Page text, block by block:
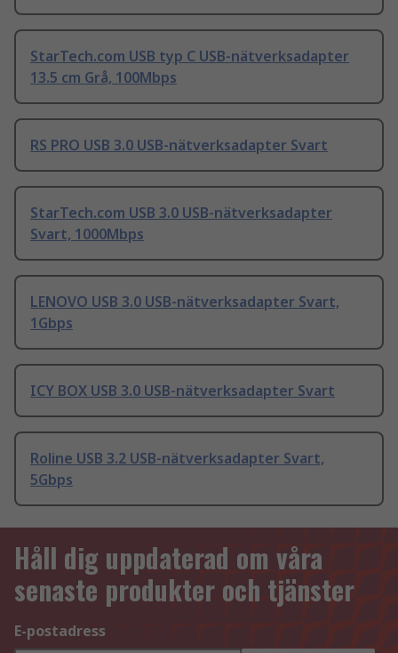
StarTech.com USB typ C USB-nätverksadapter
13.5 cm Grå, 100Mbps
RS PRO USB 3.0 USB-nätverksadapter Svart
StarTech.com USB 3.0 USB-nätverksadapter
Svart, 1000Mbps
LENOVO USB 3.0 USB-nätverksadapter Svart,
1Gbps
ICY BOX USB 3.0 USB-nätverksadapter Svart
Roline USB 3.2 USB-nätverksadapter Svart,
5Gbps
Håll dig uppdaterad om våra
senaste produkter och tjänster
E-postadress